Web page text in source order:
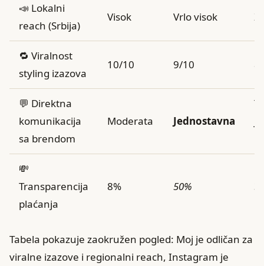
📣 Lokalni
reach (Srbija)
Visok Vrlo visok
🔁 Viralnost
styling izazova
10/10 9/10
💬 Direktna
komunikacija
sa brendom
Moderata Jednostavna
💸
Transparencija
plaćanja
8% 50%
Tabela pokazuje zaokružen pogled: Moj je odličan za
viralne izazove i regionalni reach, Instagram je